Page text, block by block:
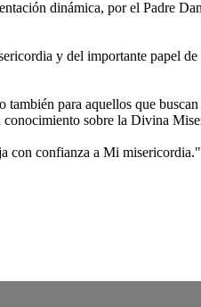
dinámica, por el Padre
y del importante papel
también para aquellos que
conocimiento sobre la Divina
con confianza a Mi misericordia."